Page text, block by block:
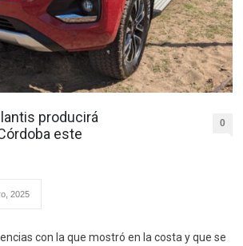
producirá
este
0
2025
con la que mostró en la costa y que se